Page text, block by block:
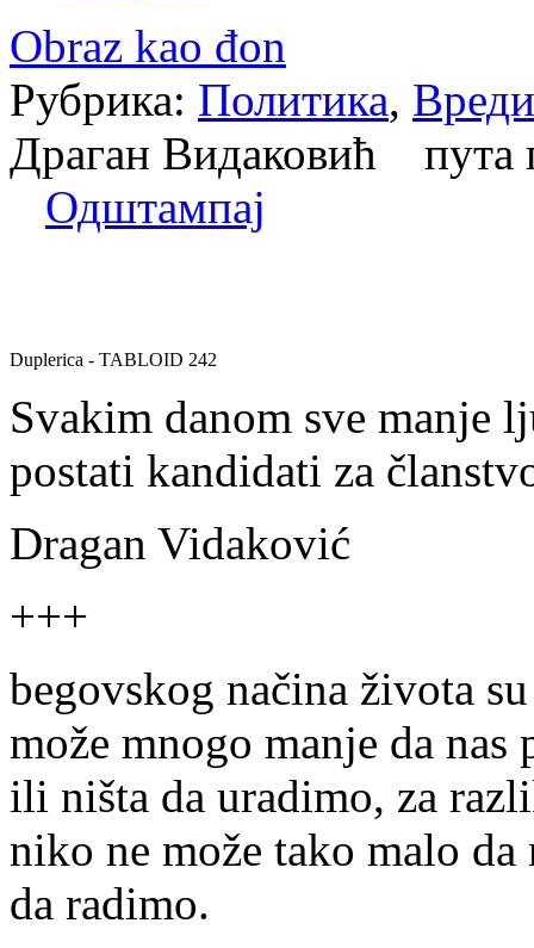
Obraz kao đon
Рубрика: Политика,
Драган Видаковић
Одштампај
Duplerica - TABLOID 242
Svakim danom sve manje
postati kandidati za
Dragan Vidaković
+++
begovskog načina života
može mnogo manje da
ili ništa da uradimo, za
niko ne može tako malo
da radimo.